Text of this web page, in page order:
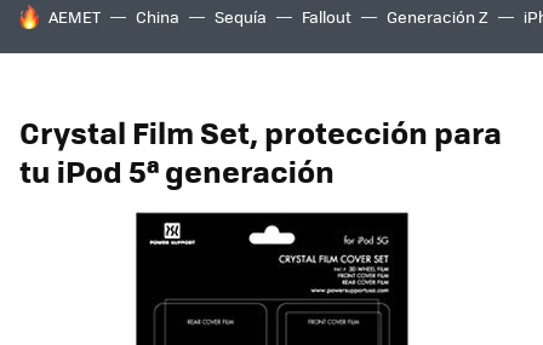
HOY SE HABLA DE
AEMET China Sequía Fallout Generación Z
Crystal Film Set, protección para
tu iPod 5ª generación